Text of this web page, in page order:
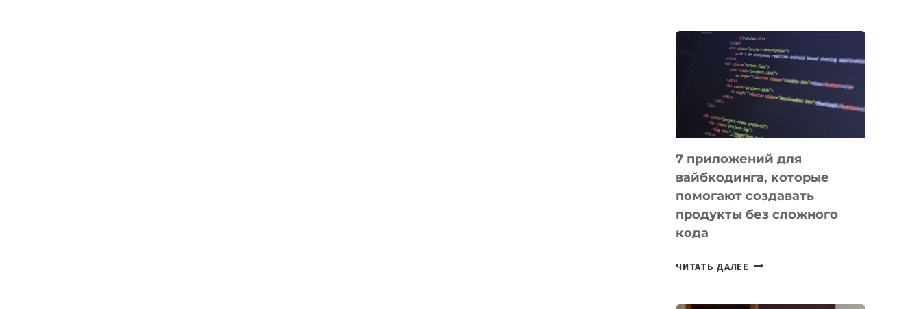
ПОЛЕЗНЫХ
ИНСТРУМЕНТОВ
ДЛЯ
РАБОТЫ
7 приложений для
вайбкодинга, которые
помогают создавать
продукты без сложного
кода
ЧИТАТЬ ДАЛЕЕ